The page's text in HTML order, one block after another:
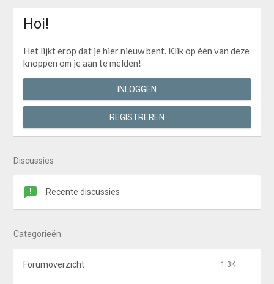
Hoi!
Het lijkt erop dat je hier nieuw bent. Klik op één van deze
knoppen om je aan te melden!
INLOGGEN
REGISTREREN
Discussies
Recente discussies
Categorieën
1.3K
Forumoverzicht